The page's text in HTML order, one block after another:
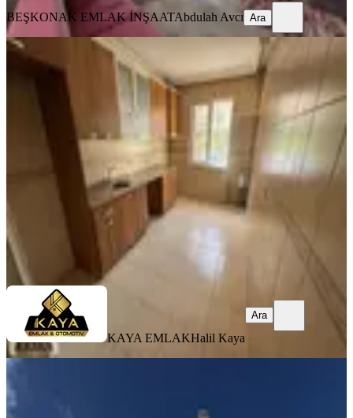
BEŞKONAK EMLAK İNŞAATAbdulah Avcı Ara
Ahatlıda 2+1 Geniş Kullanışlı Daire
85 M2 22.000
Kepez, Ahatlı Mahallesi
2+1
· ·Yüksek giriş
22.000 ₺
KAYA EMLAK Halil Kaya
Ara
KAYA EMLAKHalil Kaya
Ara
MANZARALI